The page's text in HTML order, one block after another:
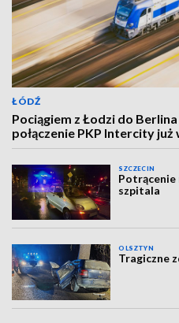
ŁÓDŹ
Pociągiem z Łodzi do
połączenie PKP Intercity
SZCZECIN
Potrącenie
szpitala
OLSZTYN
Tragiczne